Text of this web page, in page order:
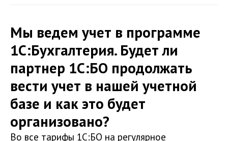
Мы ведем учет в программе
1С:Бухгалтерия. Будет ли
партнер 1С:БО продолжать
вести учет в нашей учетной
базе и как это будет
организовано?
Во все тарифы 1С:БО на регулярное